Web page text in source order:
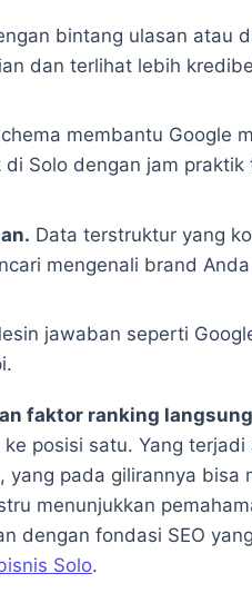
bintang ulasan atau
dan terlihat lebih
membantu Google
Solo dengan jam
Data terstruktur yang
mengenali brand
jawaban seperti
faktor ranking langsung
posisi satu. Yang
pada gilirannya bisa
menunjukkan
dengan fondasi SEO
Solo.